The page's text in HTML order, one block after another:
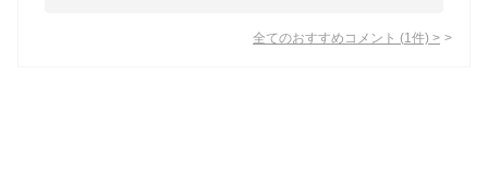
全てのおすすめコメント (1 件) >